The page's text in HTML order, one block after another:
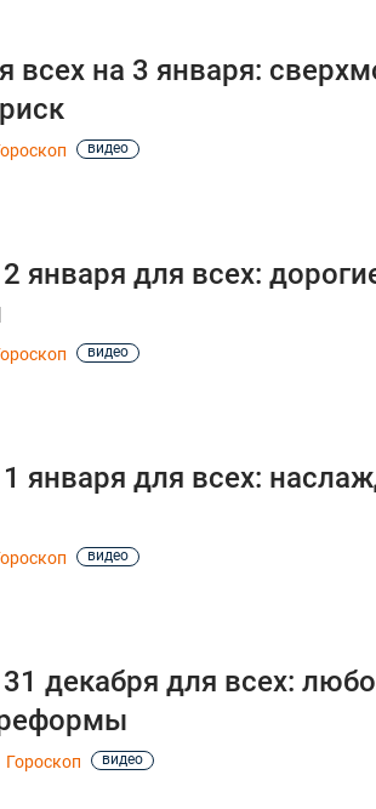
всех на 3 января:
видео
января для всех:
видео
января для всех:
видео
31 декабря для всех:
Гороскоп видео